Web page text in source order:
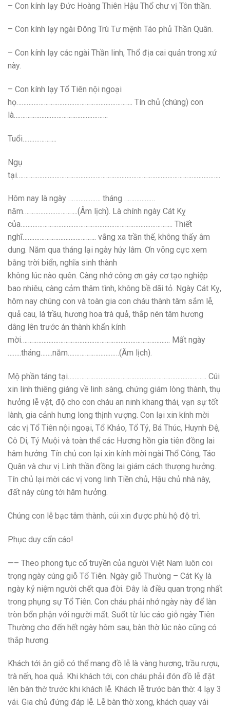
– Con kính lạy Đức Hoàng Thiên Hậu Thổ chư vị Tôn thần.
– Con kính lạy ngài Đông Trù Tư mệnh Táo phủ Thần Quân.
– Con kính lạy các ngài Thần linh, Thổ địa cai quản trong xứ
này.
– Con kính lạy Tổ Tiên nội ngoại
họ………………………………………………………….. Tín chủ (chúng) con
là……………………………………………….
Tuổi………………..
Ngụ
tại………………………………………………………………………………………………………..
Hôm nay là ngày ………………. tháng ………………
năm…………………………..(Âm lịch). Là chính ngày Cát Kỵ
của…………………………………………………………………………….. Thiết
nghĩ……………………………………. vắng xa trần thế, không thấy âm
dung. Năm qua tháng lại ngày húy lâm. Ơn võng cực xem
bằng trời biển, nghĩa sinh thành
không lúc nào quên. Càng nhớ công ơn gây cơ tạo nghiệp
bao nhiêu, càng cảm thâm tình, không bề dãi tỏ. Ngày Cát Kỵ,
hôm nay chúng con và toàn gia con cháu thành tâm sắm lễ,
quả cau, lá trầu, hương hoa trà quả, thắp nén tâm hương
dâng lên trước án thành khẩn kính
mời…………………………………………………………………………… Mất ngày
……..tháng…….năm…………………………(Âm lịch).
Mộ phần táng tại……………………………………………………………………… Cúi
xin linh thiêng giáng về linh sàng, chứng giám lòng thành, thụ
hưởng lễ vật, độ cho con cháu an ninh khang thái, vạn sự tốt
lành, gia cảnh hưng long thịnh vượng. Con lại xin kính mời
các vị Tổ Tiên nội ngoại, Tổ Khảo, Tổ Tỷ, Bá Thúc, Huynh Đệ,
Cô Di, Tỷ Muội và toàn thể các Hương hồn gia tiên đồng lai
hâm hưởng. Tín chủ con lại xin kính mời ngài Thổ Công, Táo
Quân và chư vị Linh thần đồng lai giám cách thượng hưởng.
Tín chủ lại mời các vị vong linh Tiền chủ, Hậu chủ nhà này,
đất này cùng tới hâm hưởng.
Chúng con lễ bạc tâm thành, cúi xin được phù hộ độ trì.
Phục duy cẩn cáo!
—– Theo phong tục cổ truyền của người Việt Nam luôn coi
trọng ngày cúng giỗ Tổ Tiên. Ngày giỗ Thường – Cát Kỵ là
ngày kỷ niệm người chết qua đời. Đây là điều quan trọng nhất
trong phụng sự Tổ Tiên. Con cháu phải nhớ ngày này để làn
tròn bổn phận với người mất. Suốt từ lúc cáo giỗ ngày Tiên
Thường cho đến hết ngày hôm sau, bàn thờ lúc nào cũng có
thắp hương.
Khách tới ăn giỗ có thể mang đồ lễ là vàng hương, trầu rượu,
trà nến, hoa quả. Khi khách tới, con cháu phải đón đồ lễ đặt
lên bàn thờ trước khi khách lễ. Khách lễ trước bàn thờ: 4 lạy 3
vái. Gia chủ đứng đáp lễ. Lễ bàn thờ xong, khách quay vái